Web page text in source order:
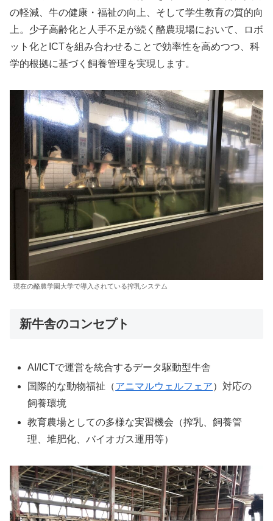
の軽減、牛の健康・福祉の向上、そして学生教育の質的向
上。少子高齢化と人手不足が続く酪農現場において、ロボ
ット化とICTを組み合わせることで効率性を高めつつ、科
学的根拠に基づく飼養管理を実現します。
現在の酪農学園大学で導入されている搾乳システム
新牛舎のコンセプト
AI/ICTで運営を統合するデータ駆動型牛舎
国際的な動物福祉（アニマルウェルフェア）対応の
飼養環境
教育農場としての多様な実習機会（搾乳、飼養管
理、堆肥化、バイオガス運用等）